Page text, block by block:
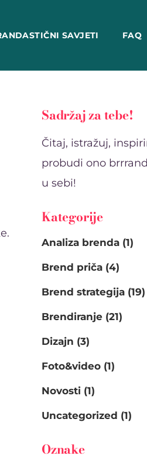
SAVJETI FAQ
Sadržaj za tebe!
Čitaj, istražuj,
probudi ono
u sebi!
Kategorije
Analiza brenda (1)
Brend priča (4)
Brend strategija (19)
Brendiranje (21)
Dizajn (3)
Foto&video (1)
Novosti (1)
Uncategorized (1)
Oznake